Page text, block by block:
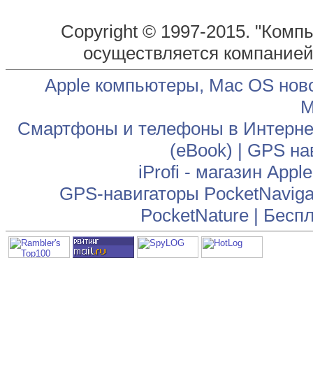
Copyright © 1997-2015.
осуществляется
Apple компьютеры, Mac OS
Смартфоны и телефоны в
(eBook) | GPS
iProfi - магазин
GPS-навигаторы
PocketNature|